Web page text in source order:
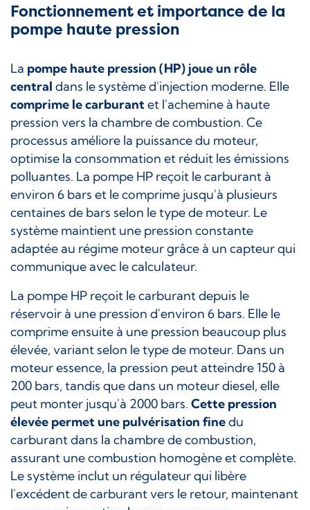
Fonctionnement et importance de la
pompe haute pression
La pompe haute pression (HP) joue un rôle
central dans le système d'injection moderne. Elle
comprime le carburant et l'achemine à haute
pression vers la chambre de combustion. Ce
processus améliore la puissance du moteur,
optimise la consommation et réduit les émissions
polluantes. La pompe HP reçoit le carburant à
environ 6 bars et le comprime jusqu'à plusieurs
centaines de bars selon le type de moteur. Le
système maintient une pression constante
adaptée au régime moteur grâce à un capteur qui
communique avec le calculateur.
La pompe HP reçoit le carburant depuis le
réservoir à une pression d'environ 6 bars. Elle le
comprime ensuite à une pression beaucoup plus
élevée, variant selon le type de moteur. Dans un
moteur essence, la pression peut atteindre 150 à
200 bars, tandis que dans un moteur diesel, elle
peut monter jusqu'à 2000 bars. Cette pression
élevée permet une pulvérisation finedu
carburant dans la chambre de combustion,
assurant une combustion homogène et complète.
Le système inclut un régulateur qui libère
l'excédent de carburant vers le retour, maintenant